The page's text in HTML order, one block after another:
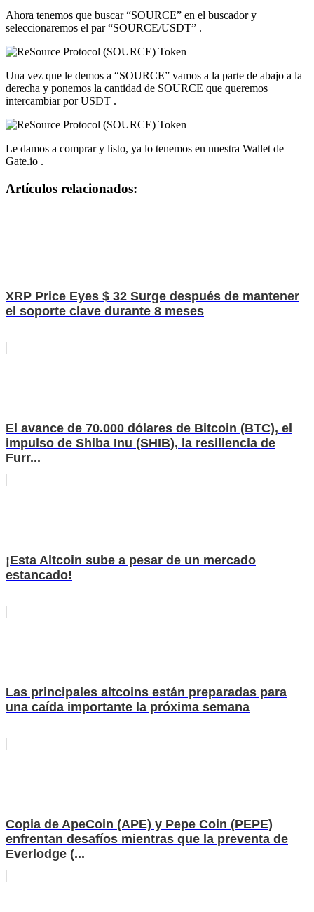
Ahora tenemos que buscar “SOURCE” en el buscador y
seleccionaremos el par “SOURCE/USDT” .
Una vez que le demos a “SOURCE” vamos a la parte de abajo a la
derecha y ponemos la cantidad de SOURCE que queremos
intercambiar por USDT .
Le damos a comprar y listo, ya lo tenemos en nuestra Wallet de
Gate.io .
Artículos relacionados:
XRP Price Eyes $ 32 Surge después de mantener
el soporte clave durante 8 meses
El avance de 70.000 dólares de Bitcoin (BTC), el
impulso de Shiba Inu (SHIB), la resiliencia de
Furr...
¡Esta Altcoin sube a pesar de un mercado
estancado!
Las principales altcoins están preparadas para
una caída importante la próxima semana
Copia de ApeCoin (APE) y Pepe Coin (PEPE)
enfrentan desafíos mientras que la preventa de
Everlodge (...